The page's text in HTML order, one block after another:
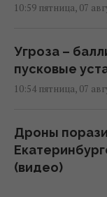
10:59 пятница, 07
Угроза –
пусковые
10:54 пятница, 07
Дроны
(видео)